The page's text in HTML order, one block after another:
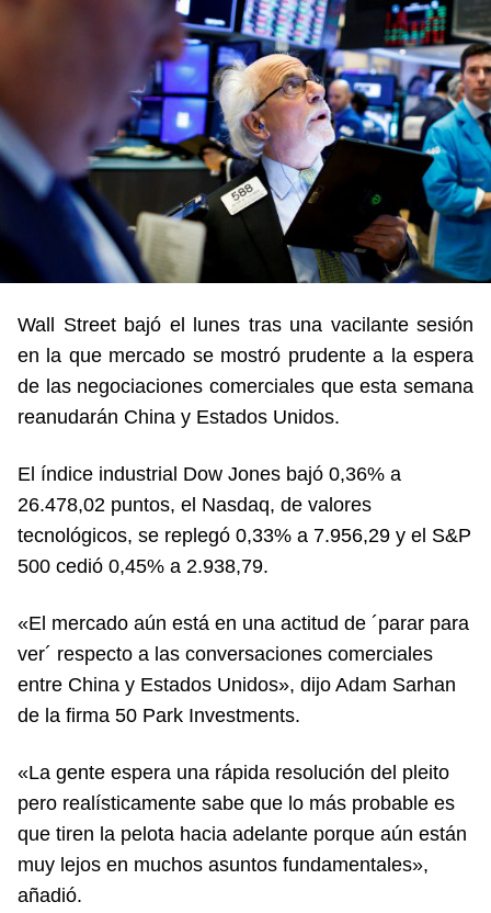
Wall Street bajó el lunes tras una vacilante sesión
en la que mercado se mostró prudente a la espera
de las negociaciones comerciales que esta semana
reanudarán China y Estados Unidos.
El índice industrial Dow Jones bajó 0,36% a
26.478,02 puntos, el Nasdaq, de valores
tecnológicos, se replegó 0,33% a 7.956,29 y el S&P
500 cedió 0,45% a 2.938,79.
«El mercado aún está en una actitud de ´parar para
ver´ respecto a las conversaciones comerciales
entre China y Estados Unidos», dijo Adam Sarhan
de la firma 50 Park Investments.
«La gente espera una rápida resolución del pleito
pero realísticamente sabe que lo más probable es
que tiren la pelota hacia adelante porque aún están
muy lejos en muchos asuntos fundamentales»,
añadió.